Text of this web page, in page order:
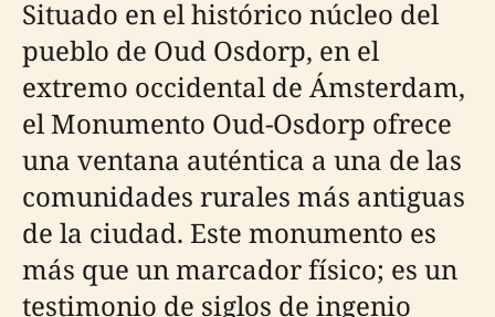
Situado en el histórico núcleo del
pueblo de Oud Osdorp, en el
extremo occidental de Ámsterdam,
el Monumento Oud-Osdorp ofrece
una ventana auténtica a una de las
comunidades rurales más antiguas
de la ciudad. Este monumento es
más que un marcador físico; es un
testimonio de siglos de ingenio